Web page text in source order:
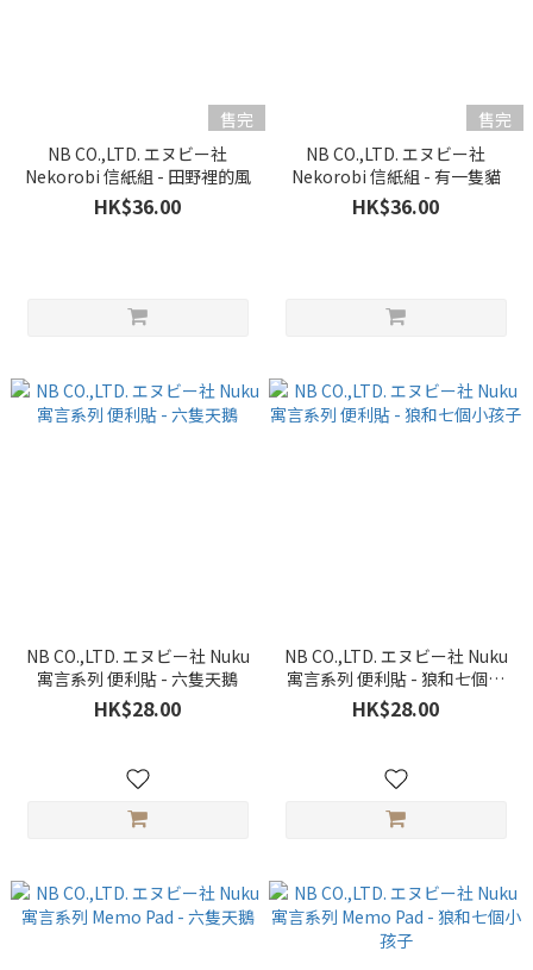
售完
NB CO.,LTD. エヌビー社
Nekorobi 信紙組 - 田野裡的風
HK$36.00
售完
NB CO.,LTD. エヌビー社
Nekorobi 信紙組 - 有一隻貓
HK$36.00
NB CO.,LTD. エヌビー社 Nuku
寓言系列 便利貼 - 六隻天鵝
HK$28.00
NB CO.,LTD. エヌビー社 Nuku
寓言系列 便利貼 - 狼和七個小
孩子
HK$28.00